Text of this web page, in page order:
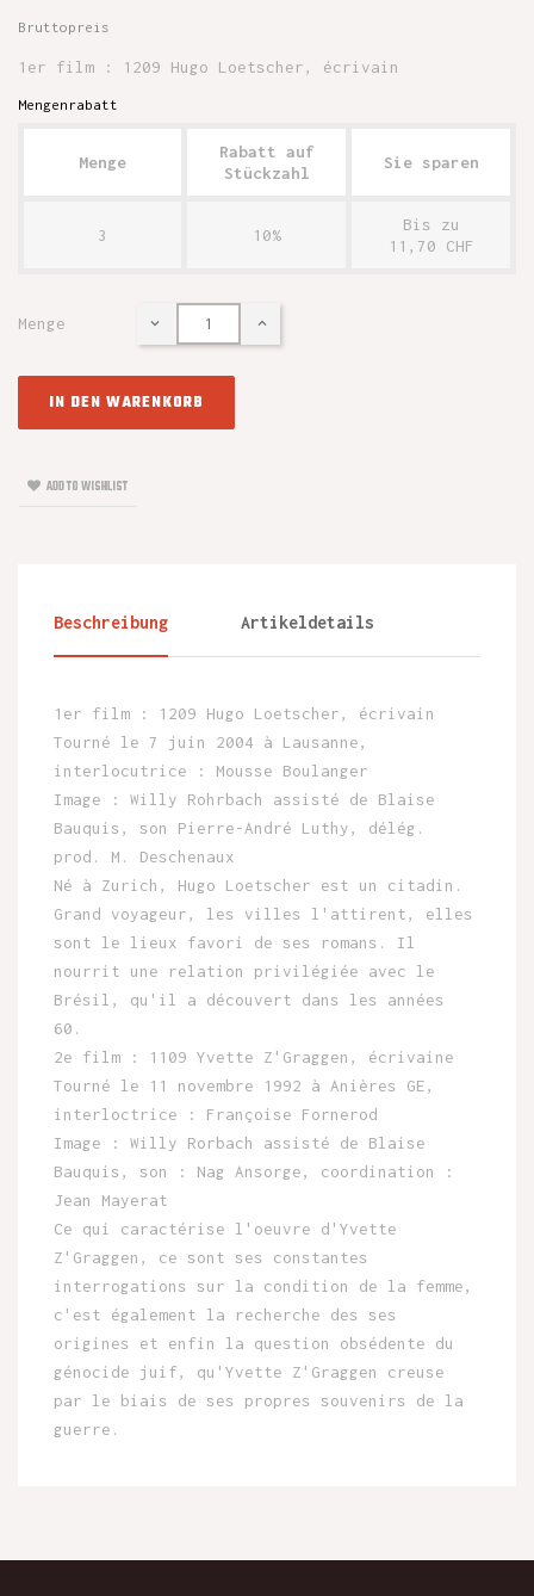
Bruttopreis
1er film : 1209 Hugo Loetscher, écrivain
Mengenrabatt
Menge
Rabatt auf
Stückzahl
Sie sparen
3 10%
Bis zu
11,70 CHF
Menge
IN DEN WARENKORB
ADD TO WISHLIST
Beschreibung Artikeldetails
1er film : 1209 Hugo Loetscher, écrivain
Tourné le 7 juin 2004 à Lausanne,
interlocutrice : Mousse Boulanger
Image : Willy Rohrbach assisté de Blaise
Bauquis, son Pierre-André Luthy, délég.
prod. M. Deschenaux
Né à Zurich, Hugo Loetscher est un citadin.
Grand voyageur, les villes l'attirent, elles
sont le lieux favori de ses romans. Il
nourrit une relation privilégiée avec le
Brésil, qu'il a découvert dans les années
60.
2e film : 1109 Yvette Z'Graggen, écrivaine
Tourné le 11 novembre 1992 à Anières GE,
interloctrice : Françoise Fornerod
Image : Willy Rorbach assisté de Blaise
Bauquis, son : Nag Ansorge, coordination :
Jean Mayerat
Ce qui caractérise l'oeuvre d'Yvette
Z'Graggen, ce sont ses constantes
interrogations sur la condition de la femme,
c'est également la recherche des ses
origines et enfin la question obsédente du
génocide juif, qu'Yvette Z'Graggen creuse
par le biais de ses propres souvenirs de la
guerre.